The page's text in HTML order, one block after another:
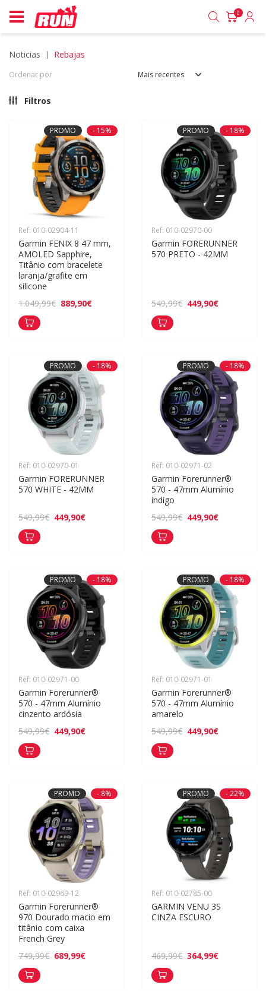
0
noticias rebajas
Ordenar por Mais recentes
Filtros
PROMO - 15%
Ref: 010-02904-11
Garmin FENIX 8 47 mm,
AMOLED Sapphire,
Titânio com bracelete
laranja/grafite em
silicone
1.049,99€ 889,90€
PROMO - 18%
Ref: 010-02970-00
Garmin FORERUNNER
570 PRETO - 42MM
549,99€ 449,90€
PROMO - 18%
Ref: 010-02970-01
Garmin FORERUNNER
570 WHITE - 42MM
549,99€ 449,90€
PROMO - 18%
Ref: 010-02971-02
Garmin Forerunner®
570 - 47mm Alumínio
índigo
549,99€ 449,90€
PROMO - 18%
Ref: 010-02971-00
Garmin Forerunner®
570 - 47mm Alumínio
cinzento ardósia
549,99€ 449,90€
PROMO - 18%
Ref: 010-02971-01
Garmin Forerunner®
570 - 47mm Alumínio
amarelo
549,99€ 449,90€
PROMO - 8%
Ref: 010-02969-12
Garmin Forerunner®
970 Dourado macio em
titânio com caixa
French Grey
749,99€ 689,99€
PROMO - 22%
Ref: 010-02785-00
GARMIN VENU 3S
CINZA ESCURO
469,99€ 364,99€